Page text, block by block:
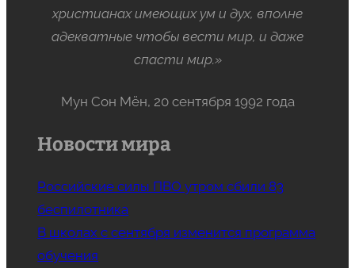
христианах имеющих ум и дух, вполне
адекватные чтобы вести мир, и даже
спасти мир.»
Мун Сон Мён, 20 сентября 1992 года
Новости мира
Российские силы ПВО утром сбили 83
беспилотника
В школах с сентября изменится программа
обучения